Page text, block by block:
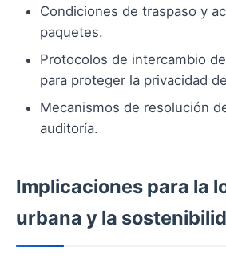
Condiciones de traspaso y
paquetes.
Protocolos de intercambio
para proteger la privacidad
Mecanismos de resolución
auditoría.
Implicaciones para la
urbana y la